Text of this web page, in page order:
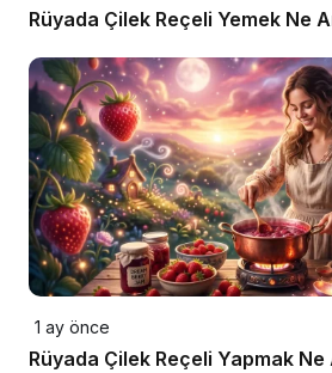
Rüyada Çilek Reçeli Yemek Ne
1 ay önce
Rüyada Çilek Reçeli Yapmak